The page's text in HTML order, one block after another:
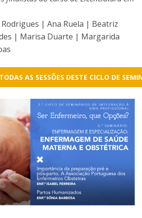
| Ana Ruela | Beatriz
| Marisa Duarte | Margarida
AS SESSÕES DESTE CICLO DE